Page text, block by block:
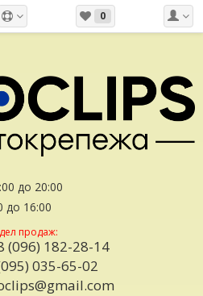
0
до 20:00
до 16:00
продаж:
(096) 182-28-14
035-65-02